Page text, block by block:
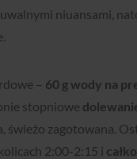
niuansami,
– 60 g wody na
stopniowe
świeżo zagotowana.
2:00-2:15 i